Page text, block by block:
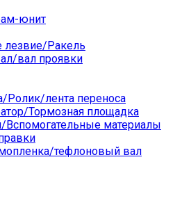
юнит
Ракель
вал проявки
Ролик/лента переноса
Тормозная площадка
материалы
тефлоновый вал